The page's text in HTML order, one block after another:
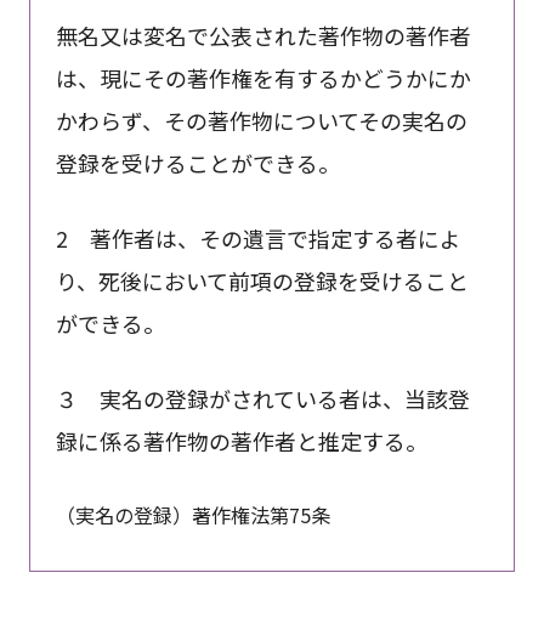
無名又は変名で公表された著作物の著作者
は、現にその著作権を有するかどうかにか
かわらず、その著作物についてその実名の
登録を受けることができる。
2 著作者は、その遺言で指定する者によ
り、死後において前項の登録を受けること
ができる。
３ 実名の登録がされている者は、当該登
録に係る著作物の著作者と推定する。
（実名の登録）著作権法第75条